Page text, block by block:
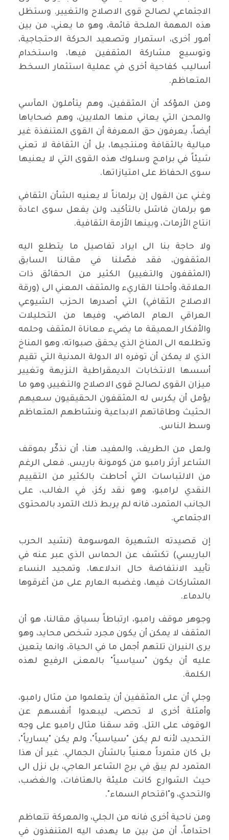
الاجتماعي لصالح قوى الاصلاح والتغيير. وستظل
هذه المهمة الملحة قائمة، وهو ما يعني، من بين
أمور أخرى، استمرار وتصعيد الحركة الاحتجاجية،
وتوسيع مشاركة المثقفين فيها، واستخدام
أساليب كفاحية أخرى في عملية استثمار السخط
المتعاظم.
ومن المؤكد أن المثقفين، وهم يتأملون المآسي
والمحن التي يعاني منها الملايين، وهم ضحاياها
أيضاً، يعرفون حق المعرفة أن القوى المتنفذة غير
مبالية بالثقافة ومنتجيها، بل أن الثقافة لا تعني
شيئاً في برامج وسلوك هذه القوى التي لا يعنيها
سوى الحفاظ على امتيازاتها.
وغني عن القول إن برلماناً لا يعنيه الشأن الثقافي
هو برلمان فاشل بالتأكيد، ولن يفعل سوى اعادة
انتاج الأزمات، وبينها الأزمة الثقافية.
ولا حاجة بنا الى ايراد تفاصيل ما يتطلع اليه
المثقفون، فقد فصّلنا في مقالنا السابق
(المثقفون والتغيير) الكثير من الحقائق ذات
العلاقة، وأحلنا القاريء والمثقف المعني الى (ورقة
الاصلاح الثقافي) التي أصدرها الحزب الشيوعي
العراقي العام الماضي، وفيها من التحليلات
والأفكار العميقة ما يضيء معاناة المثقف وحلمه
وتطلعه الى المناخ الذي يحقق صبواته، وهو المناخ
الذي لا يمكن أن توفره الا الدولة المدنية التي تقيم
أسسها الانتخابات الديمقراطية النزيهة وتغيير
ميزان القوى لصالح قوى الاصلاح والتغيير، وهو ما
يؤمل أن يكرس له المثقفون الحقيقيون سعيهم
الحثيث وطاقاتهم الابداعية ونشاطهم المتعاظم
وسط الناس.
ولعل من الطريف، والمفيد، هنا، أن نذكّر بموقف
الشاعر آرثر رامبو من كومونة باريس. فعلى الرغم
من الالتباسات التي أحاطت بالكثير من التقييم
النقدي لرامبو، وهو نقد ركز، في الغالب، على
الجانب المتمرد، فانه لم يربط ذلك التمرد بالمحتوى
الاجتماعي.
إن قصيدته الشهيرة الموسومة (نشيد الحرب
الباريسي) تكشف عن الحماس الذي عبر عنه في
تأييد الانتفاضة حال اندلاعها، وتمجيد النساء
المشاركات فيها، وغضبه العارم على من أغرقوها
بالدماء.
وجوهر موقف رامبو، ارتباطاً بسياق مقالنا، هو أن
المثقف لا يمكن أن يكون مجرد شخص محايد، وهو
يرى النيران تلتهم أجمل ما في الحياة، وانما يتعين
عليه أن يكون "سياسياً" بالمعنى الرفيع لهذه
الكلمة.
وجلي أن على المثقفين أن يتعلموا من مثال رامبو،
وأمثلة أخرى لا تحصى، ليبعدوا أنفسهم عن
الوقوف على التل. وقد سقنا مثال رامبو على وجه
التحديد، لأنه لم يكن "سياسياً"، ولم يكن "يسارياً"،
بل كان متمرداً معنياً بالشأن الجمالي. غير أن هذا
المتمرد لم يبق في برج الشاعر العاجي، بل نزل الى
حيث الشوارع كانت مليئة بالهتافات، والغضب،
والتحدي، و"اقتحام السماء".
ومن ناحية أخرى فانه من الجلي، والمعركة تتعاظم
احتداماً، أن من بين ما يهدف اليه المتنفذون في